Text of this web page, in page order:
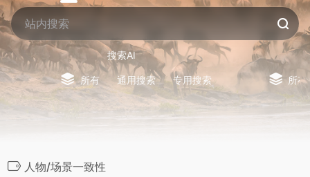
搜索AI
所有 通用搜索 专用搜索 所有
人物/场景一致性